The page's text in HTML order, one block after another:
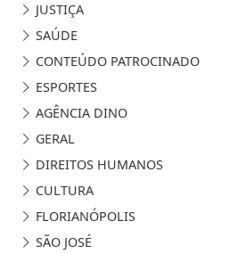
JUSTIÇA
SAÚDE
CONTEÚDO PATROCINADO
ESPORTES
AGÊNCIA DINO
GERAL
DIREITOS HUMANOS
CULTURA
FLORIANÓPOLIS
SÃO JOSÉ